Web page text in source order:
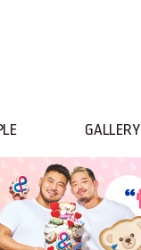
GALLERY